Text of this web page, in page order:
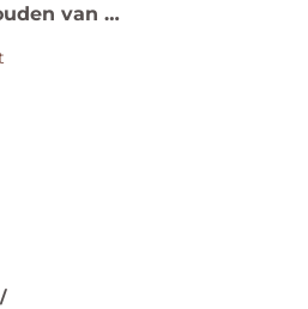
van …